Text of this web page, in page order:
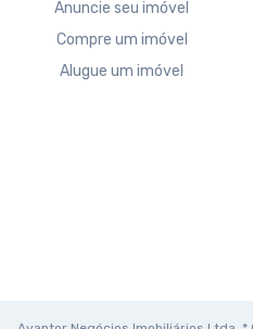
Anuncie seu imóvel
Compre um imóvel
Alugue um imóvel